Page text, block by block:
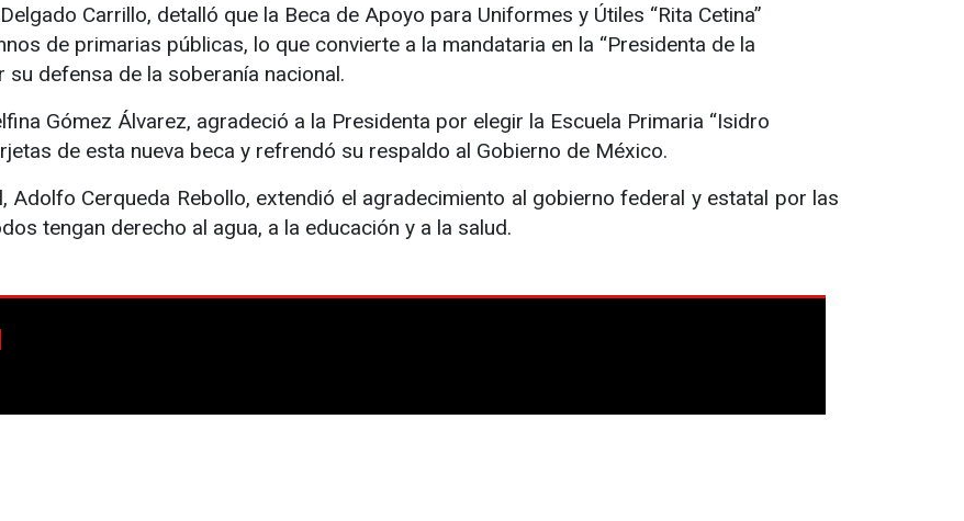
Carrillo, detalló que la Beca de Apoyo para Uniformes y Útiles “Rita Cetina”
de primarias públicas, lo que convierte a la mandataria en la “Presidenta de la
su defensa de la soberanía nacional.
Gómez Álvarez, agradeció a la Presidenta por elegir la Escuela Primaria “Isidro
de esta nueva beca y refrendó su respaldo al Gobierno de México.
Adolfo Cerqueda Rebollo, extendió el agradecimiento al gobierno federal y estatal por las
tengan derecho al agua, a la educación y a la salud.